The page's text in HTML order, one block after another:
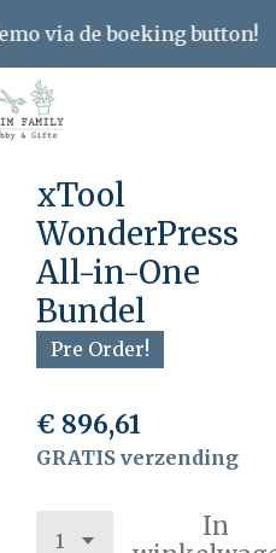
via de boeking button!
xTool
WonderPress
All-in-One
Bundel
Pre Order!
€ 896,61
GRATIS verzending
In